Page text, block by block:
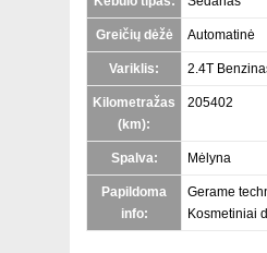
Greičių dėžė Automatinė
Variklis: 2.4T
Kilometražas
(km):
205402
Spalva: Mėlyna
Papildoma
info:
Gerame
Kosmetiniai